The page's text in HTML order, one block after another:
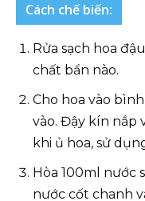
Cách chế biến:
Rửa sạch hoa
chất bẩn nào.
Cho hoa vào
vào. Đậy kín nắp
khi ủ hoa, sử
Hòa 100ml nước
nước cốt chanh